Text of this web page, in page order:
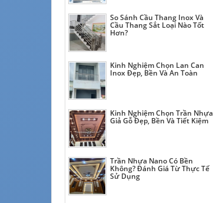
So Sánh Cầu Thang Inox Và
Cầu Thang Sắt Loại Nào Tốt
Hơn?
Kinh Nghiệm Chọn Lan Can
Inox Đẹp, Bền Và An Toàn
Kinh Nghiệm Chọn Trần Nhựa
Giả Gỗ Đẹp, Bền Và Tiết Kiệm
Trần Nhựa Nano Có Bền
Không? Đánh Giá Từ Thực Tế
Sử Dụng